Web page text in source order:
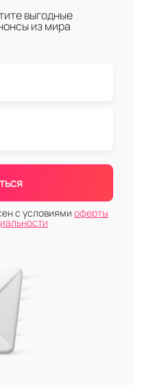
выгодные
из мира
с условиями оферты